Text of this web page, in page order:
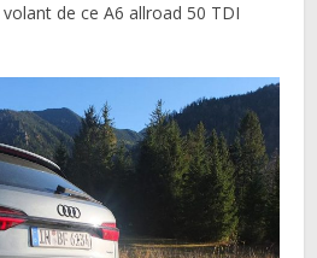
de ce A6 allroad 50 TDI